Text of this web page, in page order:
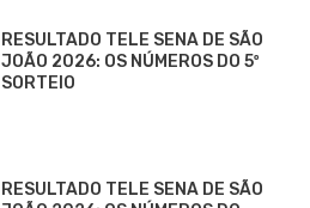
RESULTADO TELE SENA DE SÃO
JOÃO 2026: OS NÚMEROS DO 5º
SORTEIO
RESULTADO TELE SENA DE SÃO